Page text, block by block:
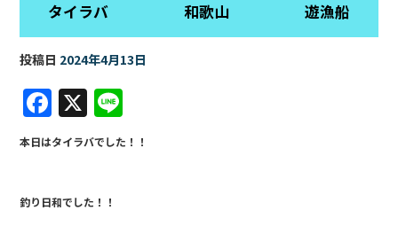
タイラバ 和歌山 遊漁船
投稿日 2024年4月13日
F
a
c
e
b
X
n
e
本日はタイラバでした！！
釣り日和でした！！